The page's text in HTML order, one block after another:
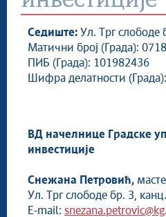
ГУ за послове органа Града
ГУ за развој и инвестиције
ГУ за комуналне послове
ГУ за друштвене делатности
ГУ за имовинске послове,
ГУ за људске ресурсе,
ГУ за прописе
ГУ за инспекцијске
Градско правобранилаштво
Локални омбудсман
Седиште: Ул. Трг слободе
Матични број (Града):
ПИБ (Града): 101982436
Шифра делатности
ВД начелнице Градске
инвестиције
Снежана Петровић,
Ул. Трг слободе бр. 3,
E-mail: